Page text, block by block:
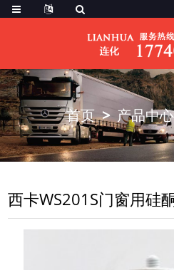
首页 产品中心
西卡WS201S门窗用硅